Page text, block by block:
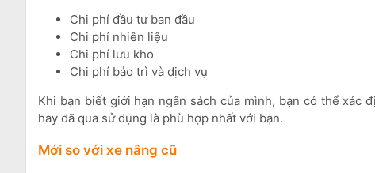
Chi phí đầu tư ban đầu
Chi phí nhiên liệu
Chi phí lưu kho
Chi phí bảo trì và dịch vụ
Khi bạn biết giới hạn ngân sách của mình, bạn có thể
hay đã qua sử dụng là phù hợp nhất với bạn.
Mới so với xe nâng cũ